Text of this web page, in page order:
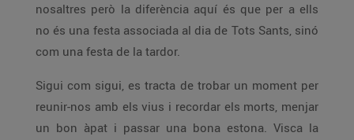
nosaltres però la diferència aquí és que per a ells
no és una festa associada al dia de Tots Sants, sinó
com una festa de la tardor.
Sigui com sigui, es tracta de trobar un moment per
reunir-nos amb els vius i recordar els morts, menjar
un bon àpat i passar una bona estona. Visca la